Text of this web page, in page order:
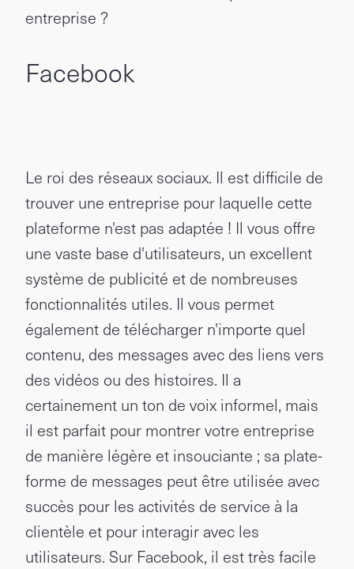
entreprise ?
Facebook
Le roi des réseaux sociaux. Il est difficile de
trouver une entreprise pour laquelle cette
plateforme n'est pas adaptée ! Il vous offre
une vaste base d'utilisateurs, un excellent
système de publicité et de nombreuses
fonctionnalités utiles. Il vous permet
également de télécharger n'importe quel
contenu, des messages avec des liens vers
des vidéos ou des histoires. Il a
certainement un ton de voix informel, mais
il est parfait pour montrer votre entreprise
de manière légère et insouciante ; sa plate-
forme de messages peut être utilisée avec
succès pour les activités de service à la
clientèle et pour interagir avec les
utilisateurs. Sur Facebook, il est très facile